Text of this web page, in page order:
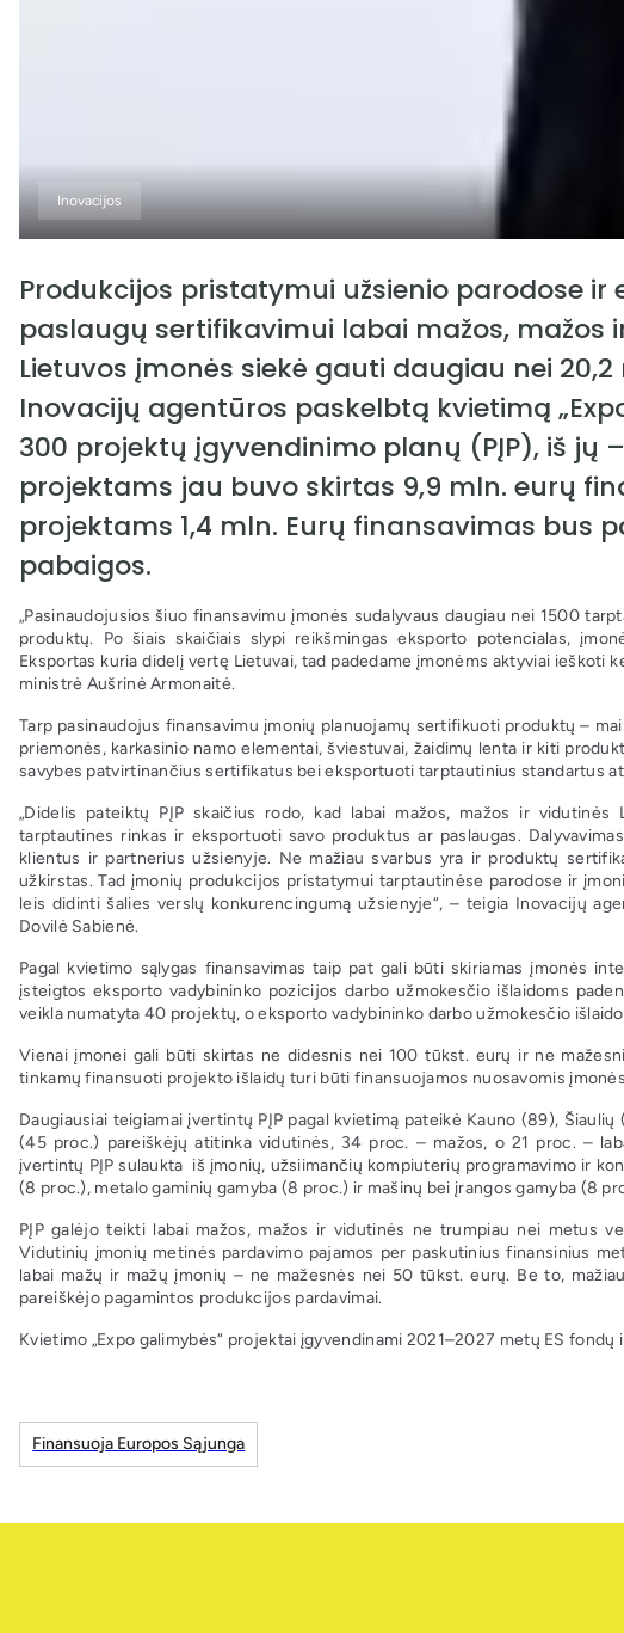
Inovacijos
Produkcijos pristatymui užsienio parodose
paslaugų sertifikavimui labai mažos, mažos
Lietuvos įmonės siekė gauti daugiau nei
Inovacijų agentūros paskelbtą kvietimą
300 projektų įgyvendinimo planų (PĮP), iš jų
projektams jau buvo skirtas 9,9 mln. eurų
projektams 1,4 mln. Eurų finansavimas bus
pabaigos.
„Pasinaudojusios šiuo finansavimu įmonės sudalyvaus daugiau nei 1500
produktų. Po šiais skaičiais slypi reikšmingas eksporto potencialas,
Eksportas kuria didelį vertę Lietuvai, tad padedame įmonėms aktyviai ieškoti
ministrė Aušrinė Armonaitė.
Tarp pasinaudojus finansavimu įmonių planuojamų sertifikuoti produktų –
priemonės, karkasinio namo elementai, šviestuvai, žaidimų lenta ir kiti
savybes patvirtinančius sertifikatus bei eksportuoti tarptautinius standartus
„Didelis pateiktų PĮP skaičius rodo, kad labai mažos, mažos ir
tarptautines rinkas ir eksportuoti savo produktus ar paslaugas.
klientus ir partnerius užsienyje. Ne mažiau svarbus yra ir produktų
užkirstas. Tad įmonių produkcijos pristatymui tarptautinėse parodose ir
leis didinti šalies verslų konkurencingumą užsienyje“, – teigia Inovacijų
Dovilė Sabienė.
Pagal kvietimo sąlygas finansavimas taip pat gali būti skiriamas įmonės
įsteigtos eksporto vadybininko pozicijos darbo užmokesčio išlaidoms
veikla numatyta 40 projektų, o eksporto vadybininko darbo užmokesčio
Vienai įmonei gali būti skirtas ne didesnis nei 100 tūkst. eurų ir ne
tinkamų finansuoti projekto išlaidų turi būti finansuojamos nuosavomis
Daugiausiai teigiamai įvertintų PĮP pagal kvietimą pateikė Kauno (89),
(45 proc.) pareiškėjų atitinka vidutinės, 34 proc. – mažos, o 21 proc. –
įvertintų PĮP sulaukta iš įmonių, užsiimančių kompiuterių programavimo ir
(8 proc.), metalo gaminių gamyba (8 proc.) ir mašinų bei įrangos gamyba (8
PĮP galėjo teikti labai mažos, mažos ir vidutinės ne trumpiau nei metus
Vidutinių įmonių metinės pardavimo pajamos per paskutinius finansinius
labai mažų ir mažų įmonių – ne mažesnės nei 50 tūkst. eurų. Be to,
pareiškėjo pagamintos produkcijos pardavimai.
Kvietimo „Expo galimybės“ projektai įgyvendinami 2021–2027 metų ES
Finansuoja Europos Sąjunga